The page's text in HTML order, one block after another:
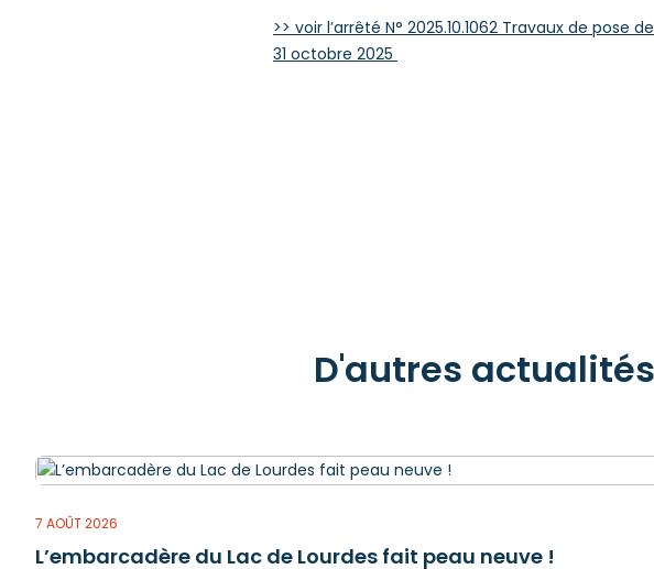
>> voir l’arrêté N° 2025.10.1062 Travaux de
31 octobre 2025
D'autres
7 AOÛT 2026
L’embarcadère du Lac de Lourdes fait peau neuve !